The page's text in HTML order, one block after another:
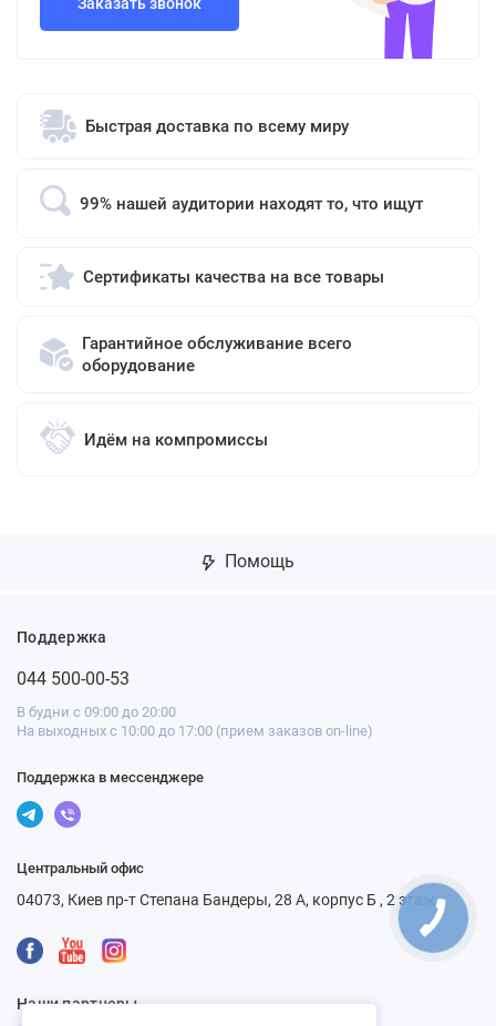
Быстрая доставка по всему миру
99% нашей аудитории находят то, что ищут
Сертификаты качества на все товары
Гарантийное обслуживание всего
оборудование
Идём на компромиссы
Помощь
Поддержка
044 500-00-53
В будни с 09:00 до 20:00
На выходных с 10:00 до 17:00 (прием заказов on-line)
Поддержка в мессенджере
Центральный офис
04073, Киев пр-т Степана Бандеры, 28 А, корпус Б , 2 этаж
Наши партнеры
КНОПКА
СВЯЗИ